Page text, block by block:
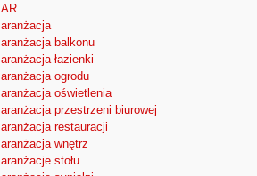
AR
aranżacja
aranżacja balkonu
aranżacja łazienki
aranżacja ogrodu
aranżacja oświetlenia
aranżacja przestrzeni biurowej
aranżacja restauracji
aranżacja wnętrz
aranżacje stołu